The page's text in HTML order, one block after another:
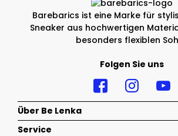
Barebarics ist eine Marke für
Sneaker aus hochwertigen
besonders flexiblen
Folgen Sie uns
Über Be Lenka
Service